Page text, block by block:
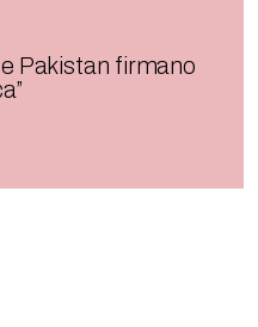
Pakistan firmano